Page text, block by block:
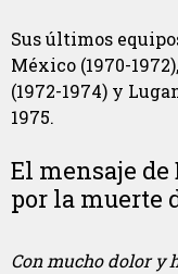
Sus últimos
México (1970-
(1972-1974) y
1975.
El mensaje de
por la muerte
Con mucho dolor y